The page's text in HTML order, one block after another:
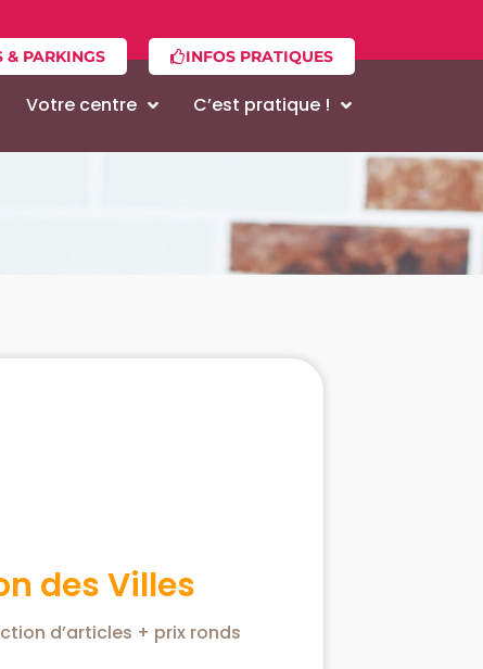
& PARKINGS INFOS PRATIQUES
Votre centre C’est pratique !
des Villes
d’articles + prix ronds